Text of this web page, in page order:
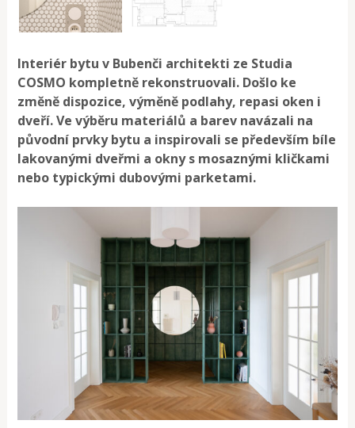
Interiér bytu v Bubenči architekti ze Studia
COSMO kompletně rekonstruovali. Došlo ke
změně dispozice, výměně podlahy, repasi oken i
dveří. Ve výběru materiálů a barev navázali na
původní prvky bytu a inspirovali se především bíle
lakovanými dveřmi a okny s mosaznými kličkami
nebo typickými dubovými parketami.